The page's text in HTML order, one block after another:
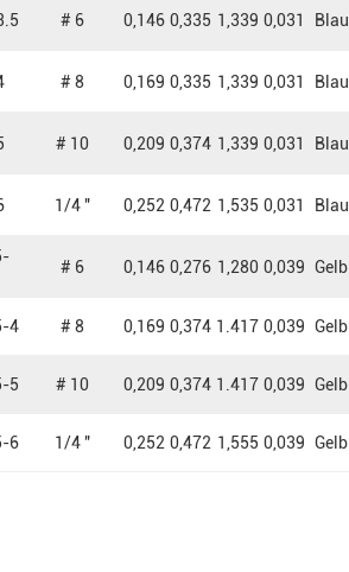
# 6 0,146 0,335 1,339 0,031 Blau
# 8 0,169 0,335 1,339 0,031 Blau
# 10 0,209 0,374 1,339 0,031 Blau
1/4 " 0,252 0,472 1,535 0,031 Blau
# 6 0,146 0,276 1,280 0,039 Gelb
4 # 8 0,169 0,374 1.417 0,039 Gelb
5 # 10 0,209 0,374 1.417 0,039 Gelb
6 1/4 " 0,252 0,472 1,555 0,039 Gelb